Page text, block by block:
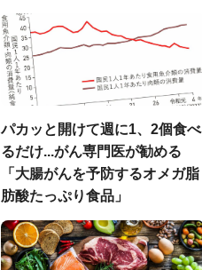
パカッと開けて週に1、2個食べ
るだけ...がん専門医が勧める
「大腸がんを予防するオメガ脂
肪酸たっぷり食品」